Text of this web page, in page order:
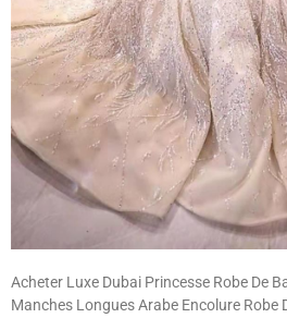
Acheter Luxe Dubai Princesse Robe De
Manches Longues Arabe Encolure Robe